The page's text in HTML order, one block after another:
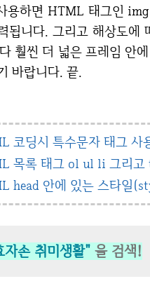
됩니다. 그리고 해상도에
훨씬 더 넓은 프레임 안
바랍니다. 끝.
코딩시 특수문자 태그 사
목록 태그 ol ul li 그리고
head 안에 있는 스타일
자손 취미생활" 을 검색!